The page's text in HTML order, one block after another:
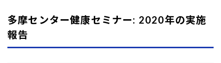
多摩センター健康セミナー: 2020年の実施
報告